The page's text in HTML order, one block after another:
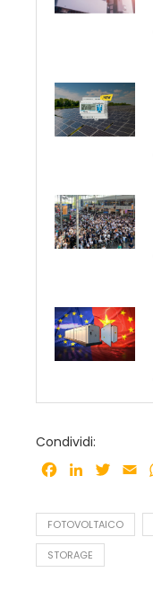
Condividi:
Facebook
LinkedIn
FOTOVOLTAICO
STORAGE